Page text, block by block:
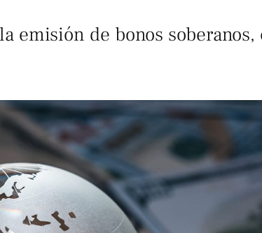
emisión de bonos soberanos,